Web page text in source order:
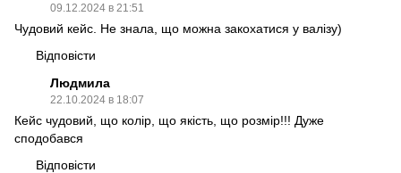
09.12.2024 в 21:51
Чудовий кейс. Не знала, що можна закохатися у валізу)
Відповісти
Людмила
22.10.2024 в 18:07
Кейс чудовий, що колір, що якість, що розмір!!! Дуже
сподобався
Відповісти